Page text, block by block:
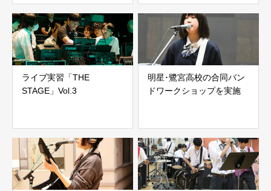
ライブ実習「THE
STAGE」Vol.3
明星･鷺宮高校の合同バン
ドワークショップを実施